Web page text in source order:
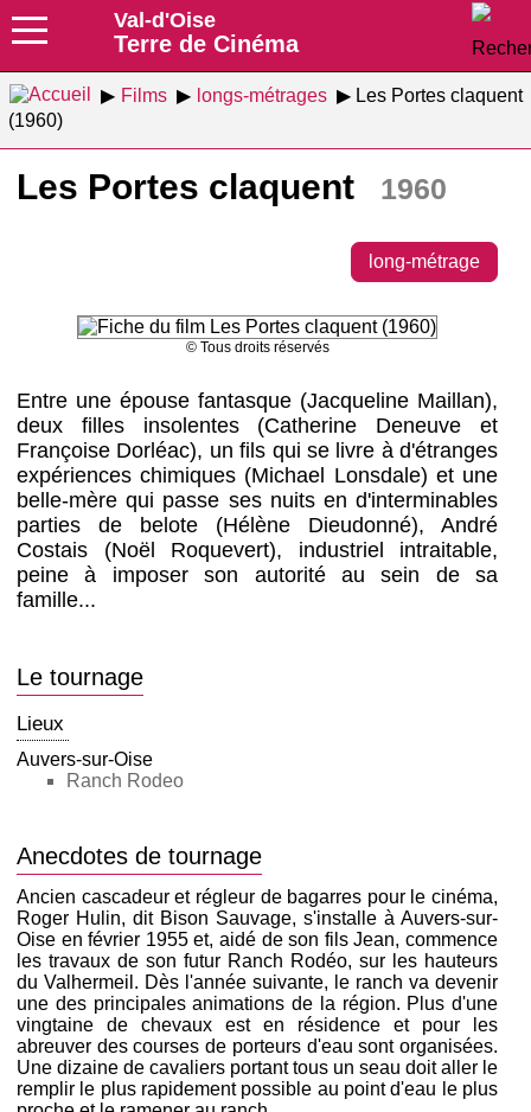
Val-d'Oise
Terre de Cinéma
Films longs-métrages
Les Portes claquent
(1960)
Les Portes claquent 1960
long-métrage
© Tous droits réservés
Entre une épouse fantasque (Jacqueline Maillan),
deux filles insolentes (Catherine Deneuve et
Françoise Dorléac), un fils qui se livre à d'étranges
expériences chimiques (Michael Lonsdale) et une
belle-mère qui passe ses nuits en d'interminables
parties de belote (Hélène Dieudonné), André
Costais (Noël Roquevert), industriel intraitable,
peine à imposer son autorité au sein de sa
famille...
Le tournage
Lieux
Auvers-sur-Oise
Ranch Rodeo
Anecdotes de tournage
Ancien cascadeur et régleur de bagarres pour le cinéma,
Roger Hulin, dit Bison Sauvage, s'installe à Auvers-sur-
Oise en février 1955 et, aidé de son fils Jean, commence
les travaux de son futur Ranch Rodéo, sur les hauteurs
du Valhermeil. Dès l'année suivante, le ranch va devenir
une des principales animations de la région. Plus d'une
vingtaine de chevaux est en résidence et pour les
abreuver des courses de porteurs d'eau sont organisées.
Une dizaine de cavaliers portant tous un seau doit aller le
remplir le plus rapidement possible au point d'eau le plus